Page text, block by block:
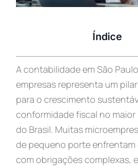
Índice
A contabilidade em São
empresas representa um
para o crescimento
conformidade fiscal no
do Brasil. Muitas
de pequeno porte enfrentam
com obrigações complexas,